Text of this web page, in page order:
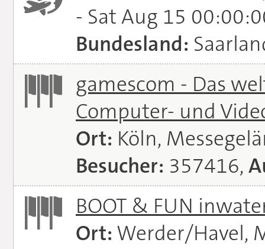
- Sat Aug 15
Bundesland:
gamescom - Das
Computer- und
Ort: Köln,
Besucher: 357416,
BOOT & FUN
Ort: Werder/Havel,